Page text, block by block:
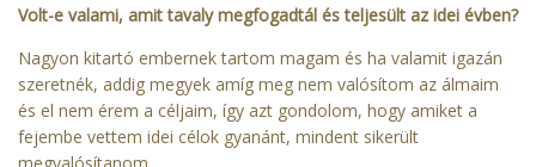
Volt-e valami, amit tavaly megfogadtál és teljesült az idei évben?
Nagyon kitartó embernek tartom magam és ha valamit igazán
szeretnék, addig megyek amíg meg nem valósítom az álmaim
és el nem érem a céljaim, így azt gondolom, hogy amiket a
fejembe vettem idei célok gyanánt, mindent sikerült
megvalósítanom.